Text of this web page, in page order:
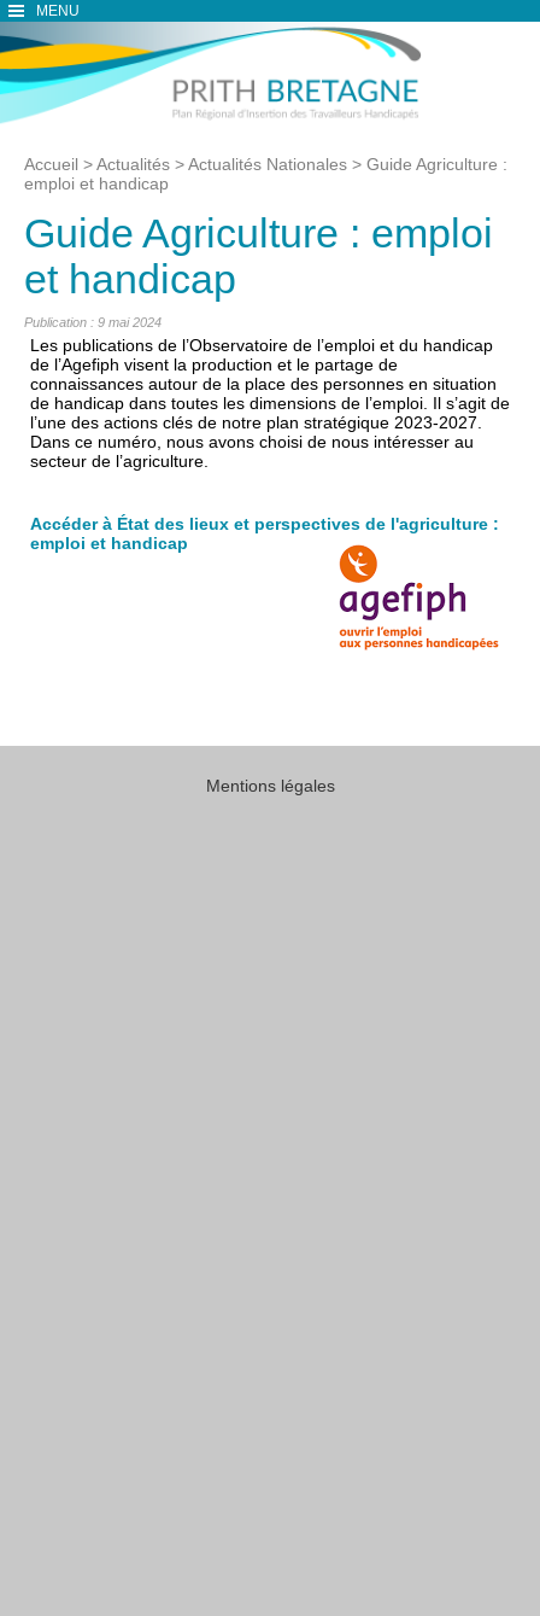
MENU
Accueil >Actualités >Actualités Nationales > Guide Agriculture :
emploi et handicap
Guide Agriculture : emploi
et handicap
Publication : 9 mai 2024
Les publications de l’Observatoire de l’emploi et du handicap
de l’Agefiph visent la production et le partage de
connaissances autour de la place des personnes en situation
de handicap dans toutes les dimensions de l’emploi. Il s’agit de
l’une des actions clés de notre plan stratégique 2023-2027.
Dans ce numéro, nous avons choisi de nous intéresser au
secteur de l’agriculture.
Accéder à État des lieux et perspectives de l'agriculture :
emploi et handicap
Mentions légales